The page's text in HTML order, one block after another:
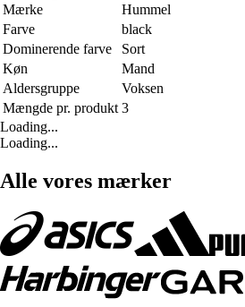
Mærke
Hummel
Farve
black
Dominerende farve
Sort
Køn
Mand
Aldersgruppe
Voksen
Mængde pr. produkt 3
Loading...
Loading...
Alle vores mærker